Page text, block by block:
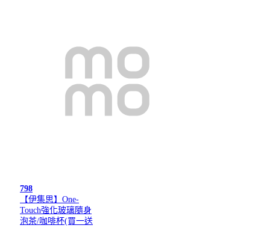
798
【伊集思】One-
Touch強化玻璃隨身
泡茶/咖啡杯(買一送